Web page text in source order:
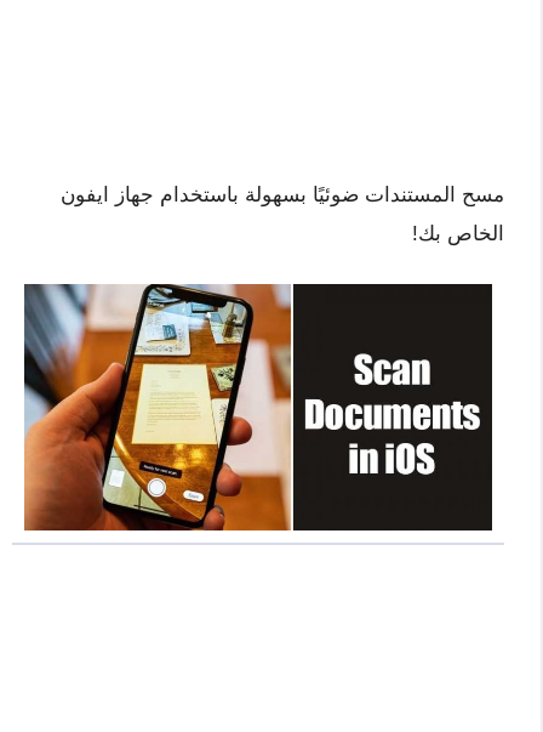
مسح المستندات ضوئيًا بسهولة باستخدام جهاز ايفون
الخاص بك!